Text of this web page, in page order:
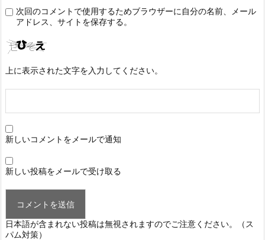
次回のコメントで使用するためブラウザーに自分の名前、メール
アドレス、サイトを保存する。
上に表示された文字を入力してください。
新しいコメントをメールで通知
新しい投稿をメールで受け取る
日本語が含まれない投稿は無視されますのでご注意ください。（ス
パム対策）